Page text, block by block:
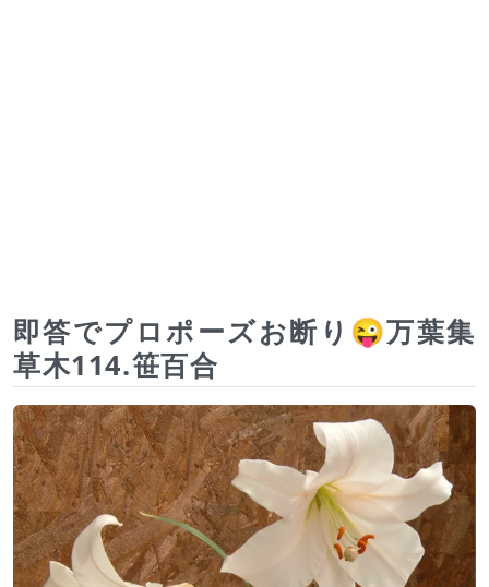
即答でプロポーズお断り😜万葉集
草木114.笹百合